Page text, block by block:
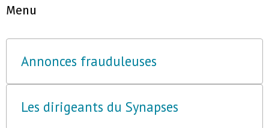
Menu
Annonces frauduleuses
Les dirigeants du Synapses